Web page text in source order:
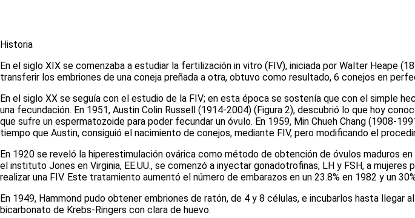
Historia
En el siglo XIX se comenzaba a estudiar la fertilización in vitro (FIV), iniciada por Walter Heape
transferir los embriones de una coneja preñada a otra, obtuvo como resultado, 6 conejos en
En el siglo XX se seguía con el estudio de la FIV; en esta época se sostenía que con el simple
una fecundación. En 1951, Austin Colin Russell (1914-2004) (Figura 2), descubrió lo que hoy
que sufre un espermatozoide para poder fecundar un óvulo. En 1959, Min Chueh Chang (1908-
tiempo que Austin, consiguió el nacimiento de conejos, mediante FIV, pero modificando el
En 1920 se reveló la hiperestimulación ovárica como método de obtención de óvulos maduros
el instituto Jones en Virginia, EE.UU., se comenzó a inyectar gonadotrofinas, LH y FSH, a
realizar una FIV. Este tratamiento aumentó el número de embarazos en un 23.8% en 1982 y un
En 1949, Hammond pudo obtener embriones de ratón, de 4 y 8 células, e incubarlos hasta
bicarbonato de Krebs-Ringers con clara de huevo.